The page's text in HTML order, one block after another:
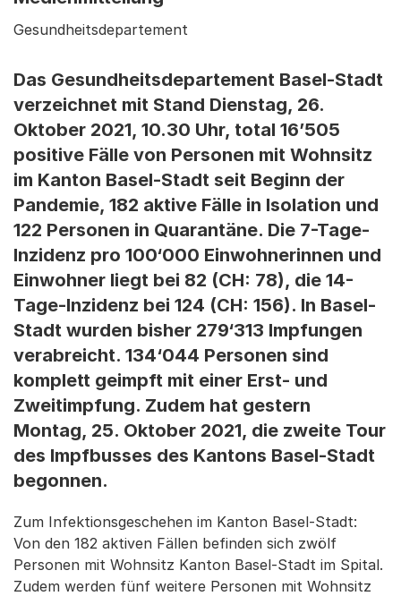
Gesundheitsdepartement
Das Gesundheitsdepartement Basel-Stadt
verzeichnet mit Stand Dienstag, 26.
Oktober 2021, 10.30 Uhr, total 16’505
positive Fälle von Personen mit Wohnsitz
im Kanton Basel-Stadt seit Beginn der
Pandemie, 182 aktive Fälle in Isolation und
122 Personen in Quarantäne. Die 7-Tage-
Inzidenz pro 100‘000 Einwohnerinnen und
Einwohner liegt bei 82 (CH: 78), die 14-
Tage-Inzidenz bei 124 (CH: 156). In Basel-
Stadt wurden bisher 279‘313 Impfungen
verabreicht. 134‘044 Personen sind
komplett geimpft mit einer Erst- und
Zweitimpfung. Zudem hat gestern
Montag, 25. Oktober 2021, die zweite Tour
des Impfbusses des Kantons Basel-Stadt
begonnen.
Zum Infektionsgeschehen im Kanton Basel-Stadt:
Von den 182 aktiven Fällen befinden sich zwölf
Personen mit Wohnsitz Kanton Basel-Stadt im Spital.
Zudem werden fünf weitere Personen mit Wohnsitz